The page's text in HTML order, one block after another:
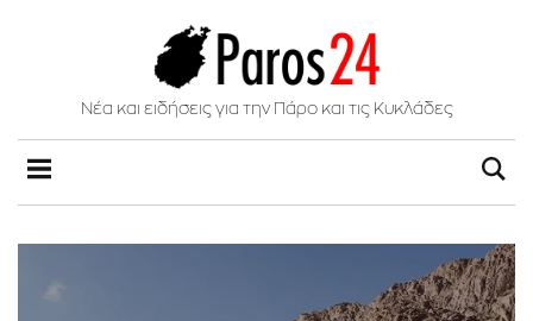
Νέα και ειδήσεις για την Πάρο και τις Κυκλάδες